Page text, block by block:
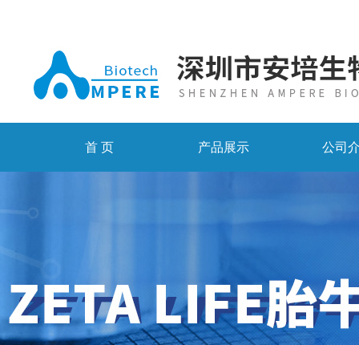
首 页 产品展示 公司